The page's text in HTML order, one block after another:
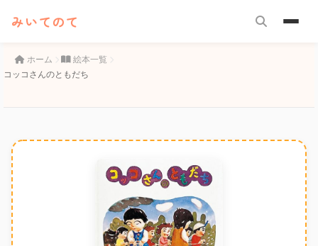
みいてのて
ホーム
絵本一覧
コッコさんのともだち